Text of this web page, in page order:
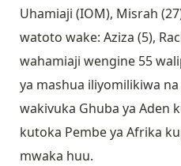
Uhamiaji (IOM), Misrah
watoto wake: Aziza (5),
wahamiaji wengine 55
ya mashua iliyomilikiwa
wakivuka Ghuba ya Aden
kutoka Pembe ya Afrika
mwaka huu.